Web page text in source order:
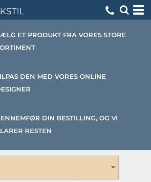
ET PRODUKT FRA VORES STORE
DEN MED VORES ONLINE
DIN BESTILLING, OG VI
RESTEN